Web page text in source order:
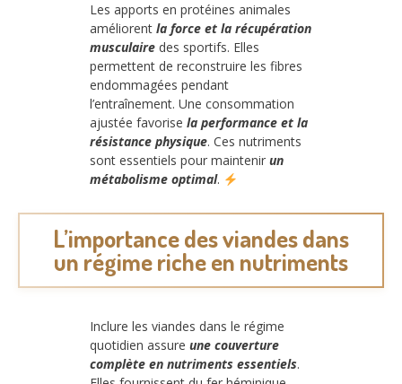
Les apports en protéines animales
améliorent la force et la récupération
musculaire des sportifs. Elles
permettent de reconstruire les fibres
endommagées pendant
l’entraînement. Une consommation
ajustée favorise la performance et la
résistance physique. Ces nutriments
sont essentiels pour maintenir un
métabolisme optimal.
L’importance des viandes dans
un régime riche en nutriments
Inclure les viandes dans le régime
quotidien assure une couverture
complète en nutriments essentiels.